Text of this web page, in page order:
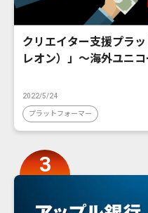
クリエイター支援プラ
レオン）」〜海外ユニ
2022/5/24
プラットフォーマー